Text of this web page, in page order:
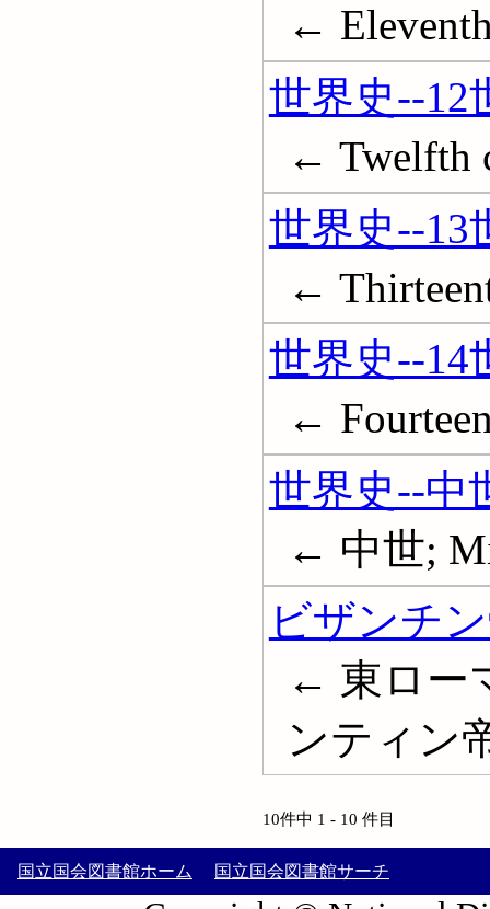
←
世界史--12
← Twelfth
世界史--13
←
世界史--14
←
世界史--中
← 中世;
ビザンチ
← 東ロー
ンティン
10件中 1 - 10 件目
国立国会図書館ホーム 国立国会図書館サーチ